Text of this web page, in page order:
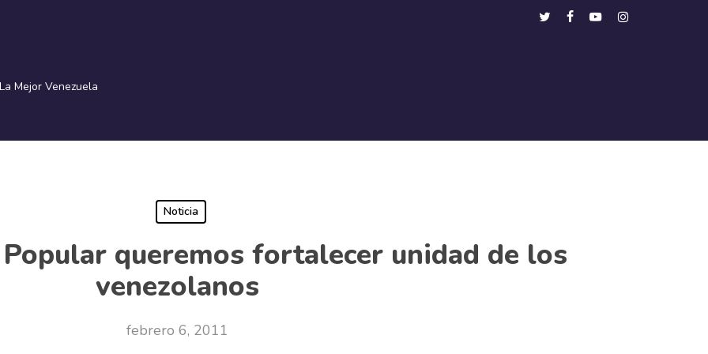
twitterfacebookyoutubeinstagram
La Mejor Venezuela
Noticia
queremos fortalecer unidad de los
venezolanos
febrero 6, 2011